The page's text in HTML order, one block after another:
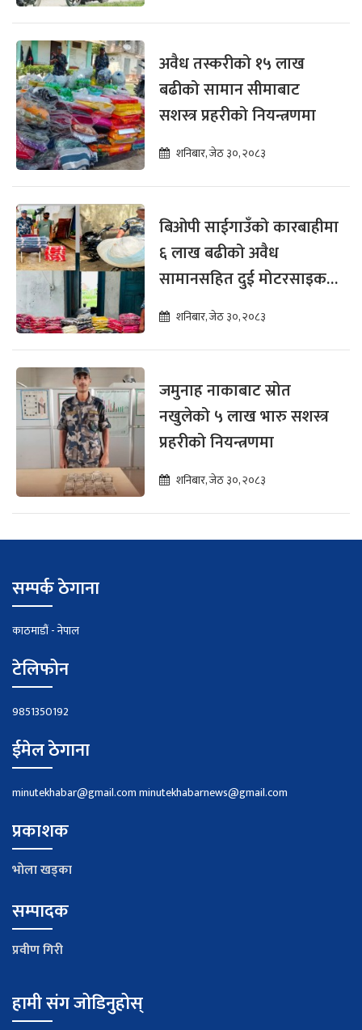
अवैध तस्करीको १५ लाख
बढीको सामान सीमाबाट
सशस्त्र प्रहरीको नियन्त्रणमा
शनिबार, जेठ ३०, २०८३
बिओपी साईगाउँको कारबाहीमा
६ लाख बढीको अवैध
सामानसहित दुई मोटरसाइकल
नियन्त्रणमा
शनिबार, जेठ ३०, २०८३
जमुनाह नाकाबाट स्रोत
नखुलेको ५ लाख भारु सशस्त्र
प्रहरीको नियन्त्रणमा
शनिबार, जेठ ३०, २०८३
सम्पर्क ठेगाना
काठमाडौं - नेपाल
टेलिफोन
9851350192
ईमेल ठेगाना
minutekhabar@gmail.comminutekhabarnews@gmail.com
प्रकाशक
भाेला खड्का
सम्पादक
प्रवीण गिरी
हामी संग जोडिनुहोस्